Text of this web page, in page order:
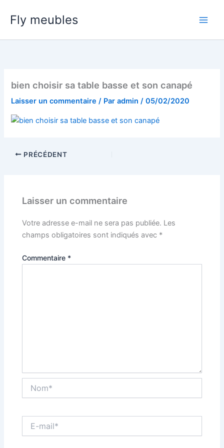
contenu
Fly meubles
bien choisir sa table basse et son canapé
Laisser un commentaire / Paradmin/05/02/2020
PRÉCÉDENT
Laisser un commentaire
Votre adresse e-mail ne sera pas publiée. Les
champs obligatoires sont indiqués avec *
Commentaire *
mail*